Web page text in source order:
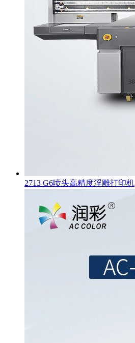
2713 G6喷头高精度浮雕打印机